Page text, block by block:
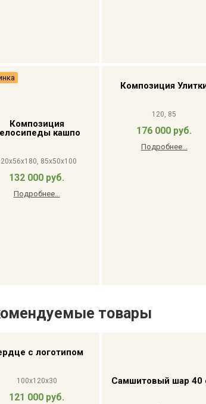
Композиция
кашпо
85x50x100
132 000 руб.
Подробнее...
Композиция
120, 85
176 000 руб.
Подробнее...
товары
с логотипом
100x120x30
121 000 руб.
Самшитовый шар 40